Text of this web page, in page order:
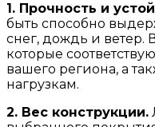
1. Прочность и
быть способно
снег, дождь и ветер.
которые
вашего региона, а
нагрузкам.
2. Вес конструкции.